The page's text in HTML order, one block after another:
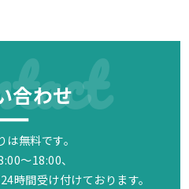
合わせ
は無料です。
～18:00、
時間受け付けております。